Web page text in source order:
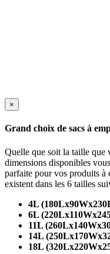
×
Grand choix de sacs à
Quelle que soit la taille que
dimensions disponibles
parfaite pour vos produits à
existent dans les 6 tailles
4L
6L
11L
14L
18L